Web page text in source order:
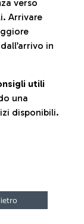
verso
Arrivare
in
utili
una
disponibili.